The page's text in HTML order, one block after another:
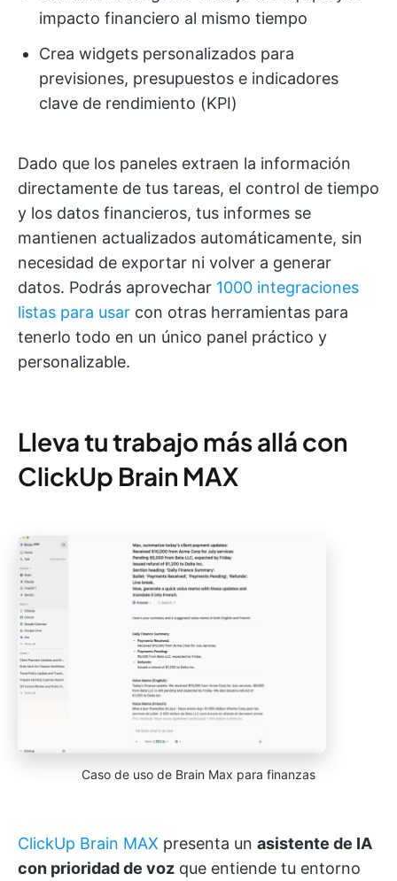
impacto financiero al mismo tiempo
Crea widgets personalizados para
previsiones, presupuestos e indicadores
clave de rendimiento (KPI)
Dado que los paneles extraen la información
directamente de tus tareas, el control de tiempo
y los datos financieros, tus informes se
mantienen actualizados automáticamente, sin
necesidad de exportar ni volver a generar
datos. Podrás aprovechar 1000 integraciones
listas para usar con otras herramientas para
tenerlo todo en un único panel práctico y
personalizable.
Lleva tu trabajo más allá con
ClickUp Brain MAX
Caso de uso de Brain Max para finanzas
ClickUp Brain MAX presenta un asistente de IA
con prioridad de voz que entiende tu entorno